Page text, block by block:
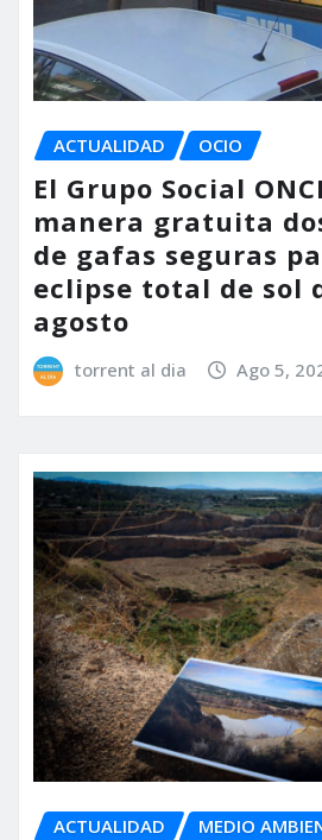
ACTUALIDAD OCIO
El Grupo Social
manera gratuita
de gafas seguras
eclipse total de sol
agosto
torrent al dia Ago 5,
ACTUALIDAD MEDIO